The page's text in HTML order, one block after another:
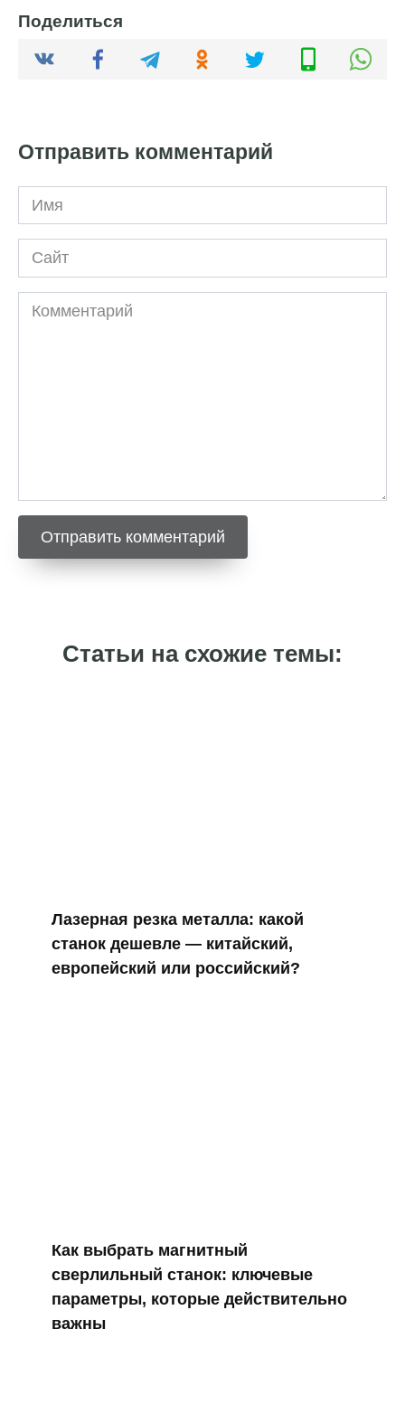
Поделиться
Отправить комментарий
Имя
Сайт
Комментарий
Статьи на схожие темы:
Лазерная резка металла: какой
станок дешевле — китайский,
европейский или российский?
Как выбрать магнитный
сверлильный станок: ключевые
параметры, которые действительно
важны